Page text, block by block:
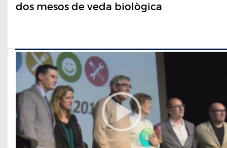
dos mesos de veda biològica